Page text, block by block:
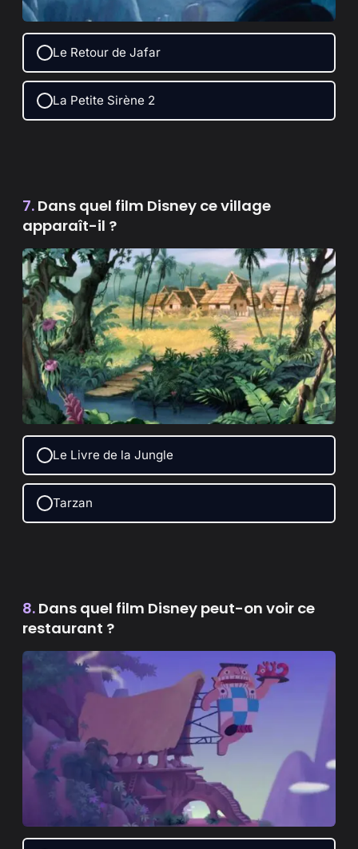
Le Retour de Jafar
La Petite Sirène 2
7. Dans quel film Disney ce village
apparaît-il ?
Le Livre de la Jungle
Tarzan
8. Dans quel film Disney peut-on voir ce
restaurant ?